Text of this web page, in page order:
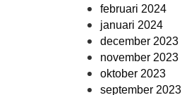
februari 2024
januari 2024
december 2023
november 2023
oktober 2023
september 2023